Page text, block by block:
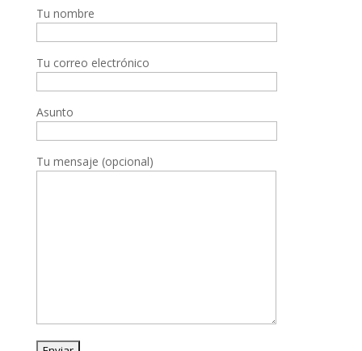
Tu nombre
Tu correo electrónico
Asunto
Tu mensaje (opcional)